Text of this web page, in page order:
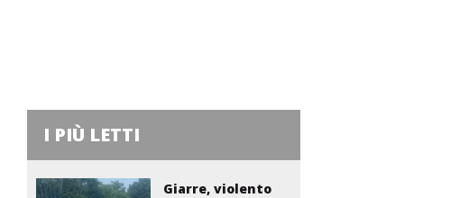
I PIÙ LETTI
Giarre, violento